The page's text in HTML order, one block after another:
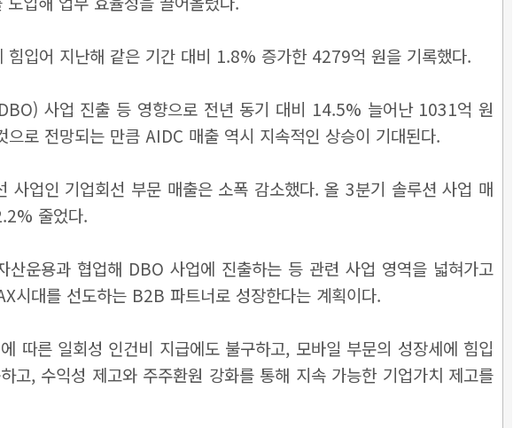
입어 지난해 같은 기간 대비 1.8% 증가한 4279억 원을 기록했다.
사업 진출 등 영향으로 전년 동기 대비 14.5% 늘어난 1031억 원
로 전망되는 만큼 AIDC 매출 역시 지속적인 상승이 기대된다.
업인 기업회선 부문 매출은 소폭 감소했다. 올 3분기 솔루션 사업 매
줄었다.
운용과 협업해 DBO 사업에 진출하는 등 관련 사업 영역을 넓혀가고
시대를 선도하는 B2B 파트너로 성장한다는 계획이다.
따른 일회성 인건비 지급에도 불구하고, 모바일 부문의 성장세에 힘입
고, 수익성 제고와 주주환원 강화를 통해 지속 가능한 기업가치 제고를